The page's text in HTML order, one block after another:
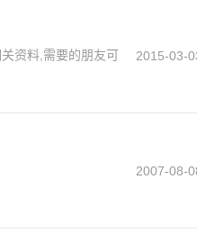
资料,需要的朋友可
2015-03-
2007-08-